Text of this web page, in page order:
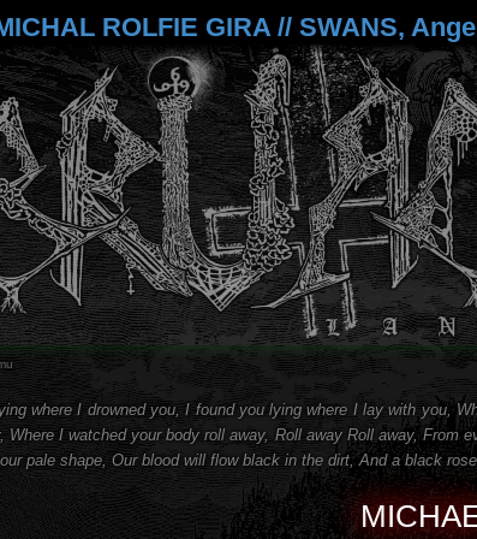
ROLFIE GIRA // SWANS,
where I drowned you, I found you lying where I lay with you,
Where I watched your body roll away, Roll away Roll away, From
pale shape, Our blood will flow black in the dirt, And a black